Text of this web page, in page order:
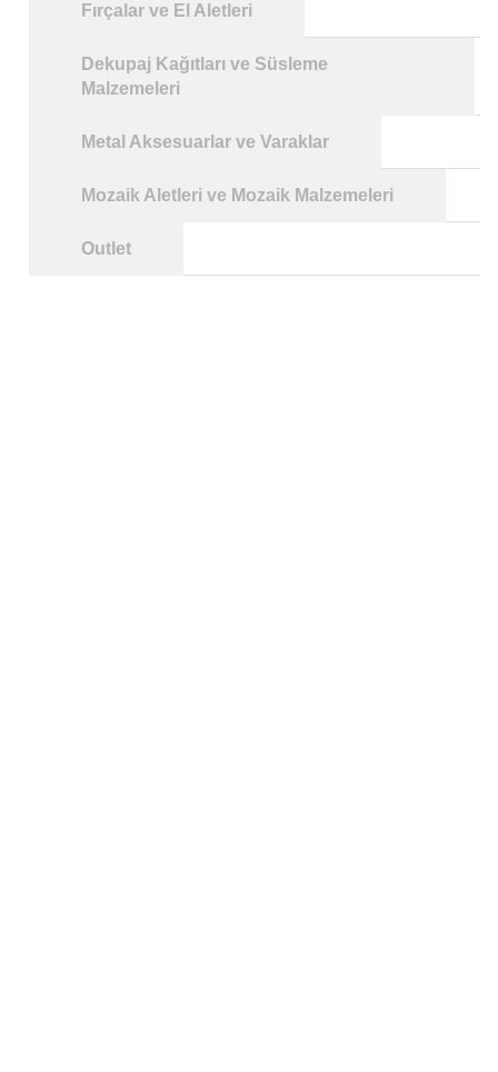
Fırçalar ve El Aletleri
Dekupaj Kağıtları ve Süsleme
Malzemeleri
Metal Aksesuarlar ve Varaklar
Mozaik Aletleri ve Mozaik Malzemeleri
Outlet